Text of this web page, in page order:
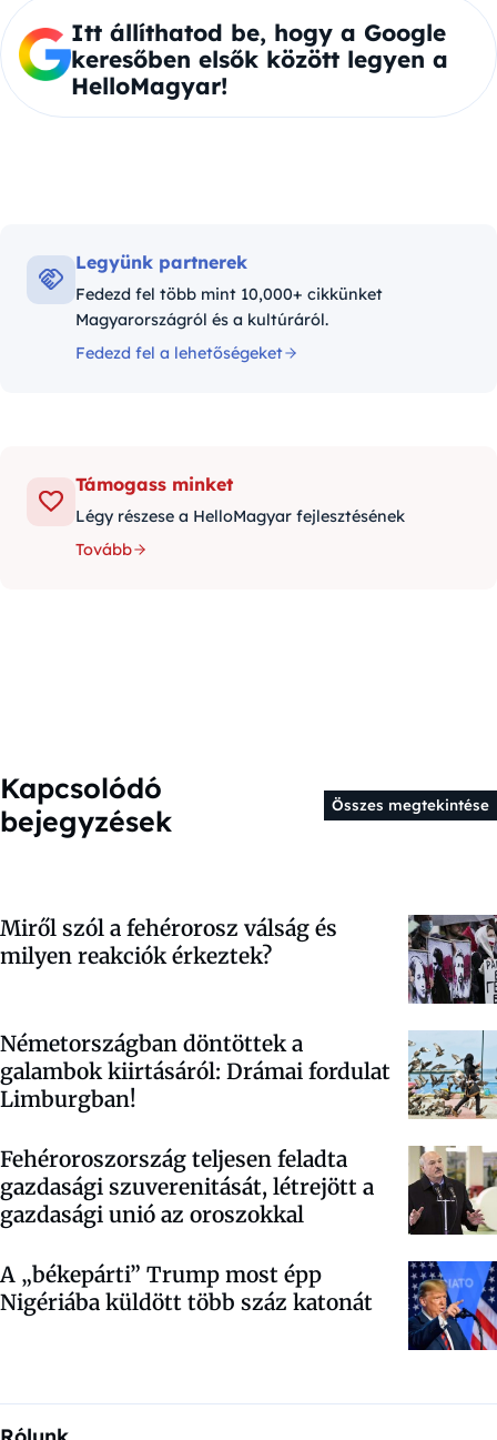
Itt állíthatod be, hogy a Google
keresőben elsők között legyen a
HelloMagyar!
Legyünk partnerek
Fedezd fel több mint 10,000+ cikkünket
Magyarországról és a kultúráról.
Fedezd fel a lehetőségeket
Támogass minket
Légy részese a HelloMagyar fejlesztésének
Tovább
Kapcsolódó
bejegyzések
Összes megtekintése
Miről szól a fehérorosz válság és
milyen reakciók érkeztek?
Németországban döntöttek a
galambok kiirtásáról: Drámai fordulat
Limburgban!
Fehéroroszország teljesen feladta
gazdasági szuverenitását, létrejött a
gazdasági unió az oroszokkal
A „békepárti” Trump most épp
Nigériába küldött több száz katonát